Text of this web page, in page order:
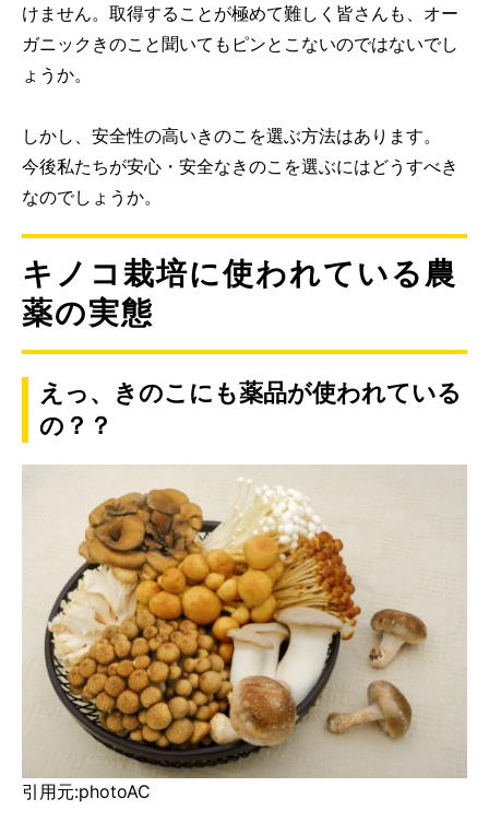
けません。取得することが極めて難しく皆さんも、オー
ガニックきのこと聞いてもピンとこないのではないでし
ょうか。
しかし、安全性の高いきのこを選ぶ方法はあります。
今後私たちが安心・安全なきのこを選ぶにはどうすべき
なのでしょうか。
キノコ栽培に使われている農
薬の実態
えっ、きのこにも薬品が使われている
の？？
引用元:photoAC